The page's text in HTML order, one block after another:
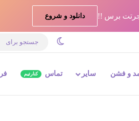
دانلود و شروع
تغییر پوسته
و فشن سایر تماس کنارتیم